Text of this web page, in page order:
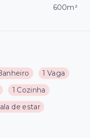
1 Vaga
1 Cozinha
de estar
600m²